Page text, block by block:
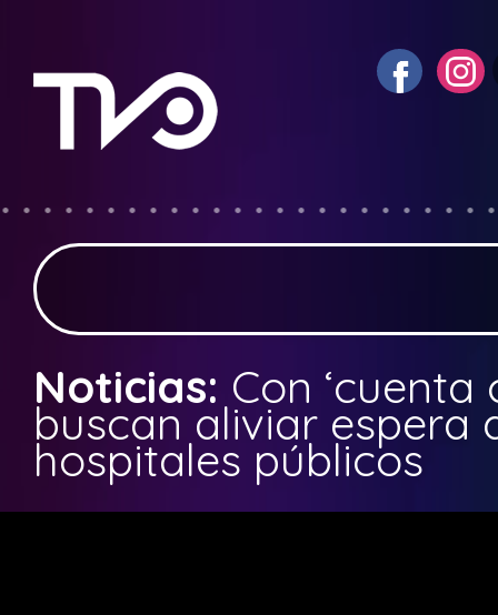
Noticias: Con ‘cuenta
buscan aliviar espera
hospitales públicos